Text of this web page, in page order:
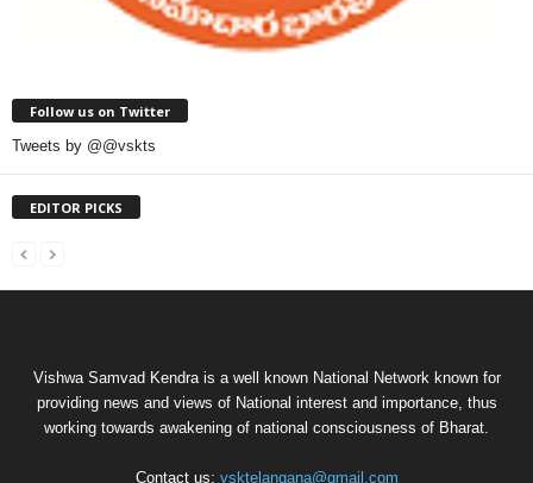
Follow us on Twitter
Tweets by @@vskts
EDITOR PICKS
Vishwa Samvad Kendra is a well known National Network known for
providing news and views of National interest and importance, thus
working towards awakening of national consciousness of Bharat.
Contact us: vsktelangana@gmail.com